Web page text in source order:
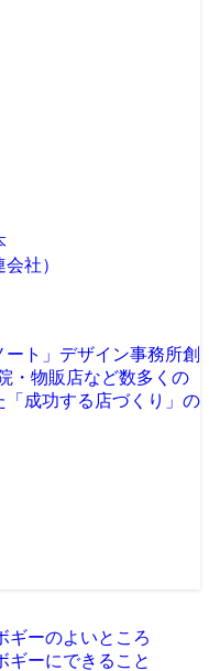
社）
ト」 デザイン事務所創
・物販店など数多くの
「成功する店づくり」の
ギーのよいところ
ギーにできること